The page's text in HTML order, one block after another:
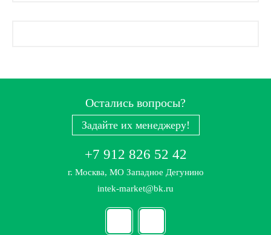
Остались вопросы?
Задайте их менеджеру!
+7 912 826 52 42
г. Москва, МО Западное Дегунино
intek-market@bk.ru